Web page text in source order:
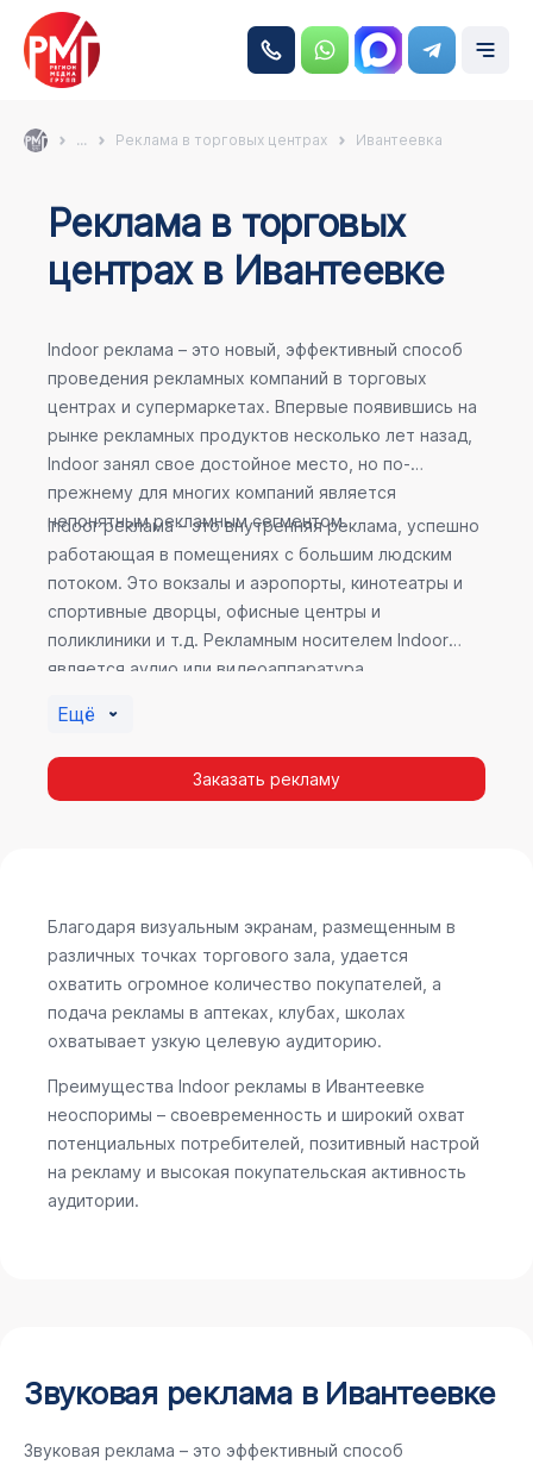
... Реклама в торговых центрах Ивантеевка
Реклама в торговых
центрах в Ивантеевке
Indoor реклама – это новый, эффективный способ
проведения рекламных компаний в торговых
центрах и супермаркетах. Впервые появившись на
рынке рекламных продуктов несколько лет назад,
Indoor занял свое достойное место, но по-
прежнему для многих компаний является
непонятным рекламным сегментом.
Indoor реклама – это внутренняя реклама, успешно
работающая в помещениях с большим людским
потоком. Это вокзалы и аэропорты, кинотеатры и
спортивные дворцы, офисные центры и
поликлиники и т.д. Рекламным носителем Indoor
является аудио или видеоаппаратура,
эффективность приносит такой вид рекламы в
местах продаж, поскольку воздействие на
покупателя в момент выбора товара наиболее
Indoor рекламы.
Ещё
Заказать рекламу
Благодаря визуальным экранам, размещенным в
различных точках торгового зала, удается
охватить огромное количество покупателей, а
подача рекламы в аптеках, клубах, школах
охватывает узкую целевую аудиторию.
Преимущества Indoor рекламы в Ивантеевке
неоспоримы – своевременность и широкий охват
потенциальных потребителей, позитивный настрой
на рекламу и высокая покупательская активность
аудитории.
Звуковая реклама в Ивантеевке
Звуковая реклама – это эффективный способ